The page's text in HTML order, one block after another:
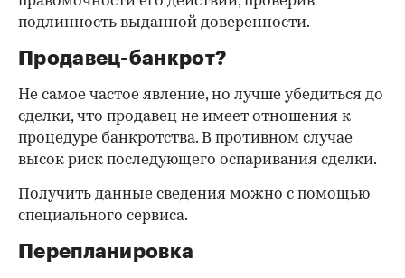
подлинность выданной доверенности.
Продавец-банкрот?
Не самое частое явление, но лучше убедиться до
сделки, что продавец не имеет отношения к
процедуре банкротства. В противном случае
высок риск последующего оспаривания сделки.
Получить данные сведения можно с помощью
специального сервиса.
Перепланировка